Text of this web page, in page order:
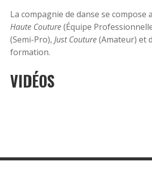
La compagnie de danse se compose
Haute Couture(Équipe
(Semi-Pro), Just Couture(Amateur) et
formation.
VIDÉOS